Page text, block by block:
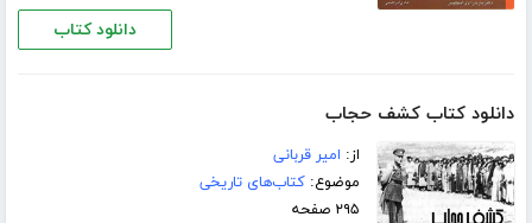
دانلود کتاب
دانلود کتاب کشف حجاب
از: امیر قربانی
موضوع:کتاب‌های تاریخی
۲۹۵ صفحه